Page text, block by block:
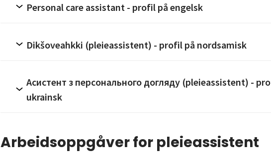
Personal care assistant - profil på engelsk
Dikšoveahkki (pleieassistent) - profil på nordsamisk
Асистент з персонального догляду (pleieassistent) -
ukrainsk
Arbeidsoppgåver for pleieassistent